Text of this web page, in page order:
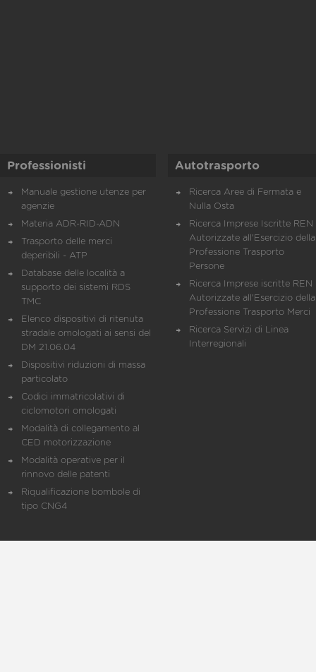
Professionisti
Manuale gestione utenze per
agenzie
Materia ADR-RID-ADN
Trasporto delle merci
deperibili - ATP
Database delle località a
supporto dei sistemi RDS
TMC
Elenco dispositivi di ritenuta
stradale omologati ai sensi del
DM 21.06.04
Dispositivi riduzioni di massa
particolato
Codici immatricolativi di
ciclomotori omologati
Modalità di collegamento al
CED motorizzazione
Modalità operative per il
rinnovo delle patenti
Riqualificazione bombole di
tipo CNG4
Autotrasporto
Ricerca Aree di Fermata e
Nulla Osta
Ricerca Imprese Iscritte REN
Autorizzate all'Esercizio della
Professione Trasporto
Persone
Ricerca Imprese iscritte REN
Autorizzate all'Esercizio della
Professione Trasporto Merci
Ricerca Servizi di Linea
Interregionali